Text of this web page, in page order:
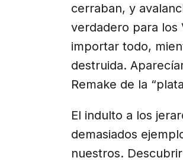
cerraban, y
verdadero para los
importar todo,
destruida.
Remake de la
El indulto a los
demasiados
nuestros.